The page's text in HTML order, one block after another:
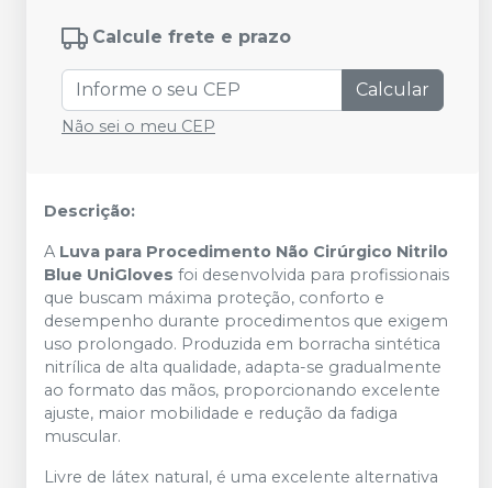
Calcule frete e prazo
Calcular
Não sei o meu CEP
Descrição:
A Luva para Procedimento Não Cirúrgico Nitrilo
Blue UniGloves foi desenvolvida para profissionais
que buscam máxima proteção, conforto e
desempenho durante procedimentos que exigem
uso prolongado. Produzida em borracha sintética
nitrílica de alta qualidade, adapta-se gradualmente
ao formato das mãos, proporcionando excelente
ajuste, maior mobilidade e redução da fadiga
muscular.
Livre de látex natural, é uma excelente alternativa